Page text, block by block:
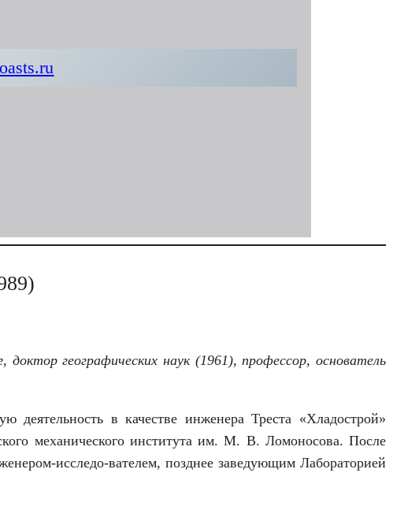
доктор географических наук (1961), профессор, основатель
в качестве инженера Треста «Хладострой»
механического института им. М. В. Ломоносова. После
исследо-вателем, позднее заведующим Лабораторией